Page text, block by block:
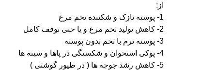
از:
1- پوسته نازک و شکننده تخم مرغ
2- کاهش تولید تخم مرغ و یا حتی توقف کامل
3- پوسته نرم با تخم بدون پوسته
4- پوکی استخوان و شکستگی در پاها و سینه ها
5- کاهش رشد جوجه ها ( در طیور گوشتی )